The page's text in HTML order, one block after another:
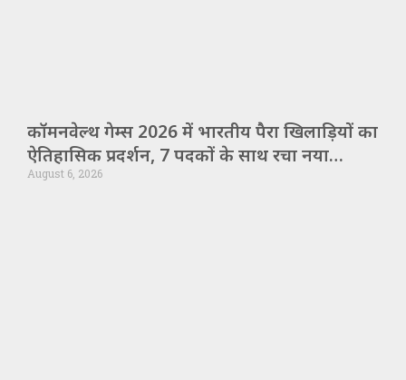
कॉमनवेल्थ गेम्स 2026 में भारतीय पैरा खिलाड़ियों का
ऐतिहासिक प्रदर्शन, 7 पदकों के साथ रचा नया
कीर्तिमान
August 6, 2026